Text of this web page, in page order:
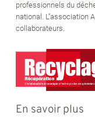
professionnels du
national. L''association
collaborateurs.
En savoir plus